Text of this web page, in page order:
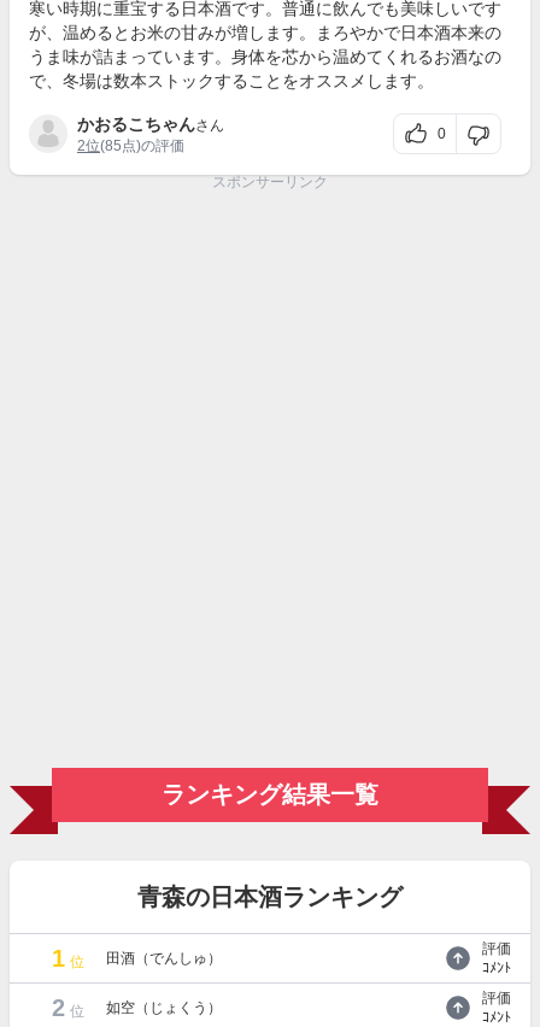
寒い時期に重宝する日本酒です。普通に飲んでも美味しいです
が、温めるとお米の甘みが増します。まろやかで日本酒本来の
うま味が詰まっています。身体を芯から温めてくれるお酒なの
で、冬場は数本ストックすることをオススメします。
かおるこちゃんさん
2位(85点)の評価
0
スポンサーリンク
ランキング結果一覧
青森の日本酒ランキング
1 位 田酒（でんしゅ）
評価
ｺﾒﾝﾄ
2 位 如空（じょくう）
評価
ｺﾒﾝﾄ